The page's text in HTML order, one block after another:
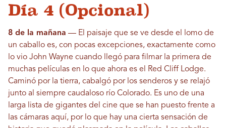
Día 4 (Opcional)
8 de la mañana — El paisaje que se ve desde el lomo de
un caballo es, con pocas excepciones, exactamente como
lo vio John Wayne cuando llegó para filmar la primera de
muchas películas en lo que ahora es el Red Cliff Lodge.
Caminó por la tierra, cabalgó por los senderos y se relajó
junto al siempre caudaloso río Colorado. Es uno de una
larga lista de gigantes del cine que se han puesto frente a
las cámaras aquí, por lo que hay una cierta sensación de